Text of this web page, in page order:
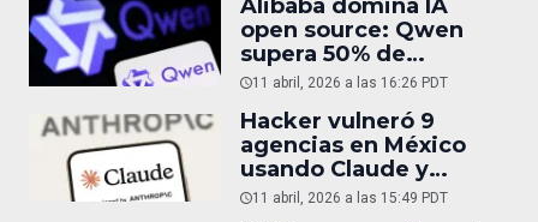
Alibaba domina IA
open source: Qwen
supera 50% de
descargas
11 abril, 2026 a las 16:26 PDT
Hacker vulneró 9
agencias en México
usando Claude y
ChatGPT
11 abril, 2026 a las 15:49 PDT